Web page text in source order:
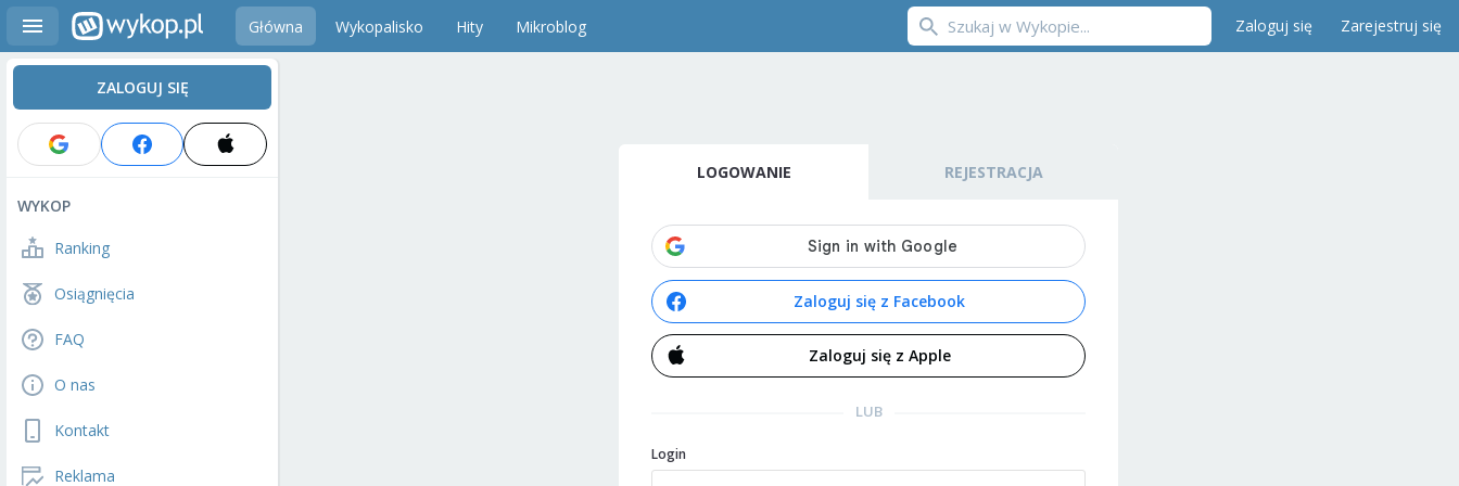
Główna Wykopalisko Hity Mikroblog Zaloguj się Zarejestruj się
ZALOGUJ SIĘ
WYKOP
Ranking
Osiągnięcia
FAQ
O nas
Kontakt
Reklama
LOGOWANIE REJESTRACJA
Zaloguj się z Facebook
Zaloguj się z Apple
LUB
Login